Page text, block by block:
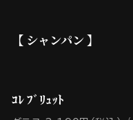
【 シャンパン 】
ｺﾚ ﾌﾞﾘｭｯﾄ